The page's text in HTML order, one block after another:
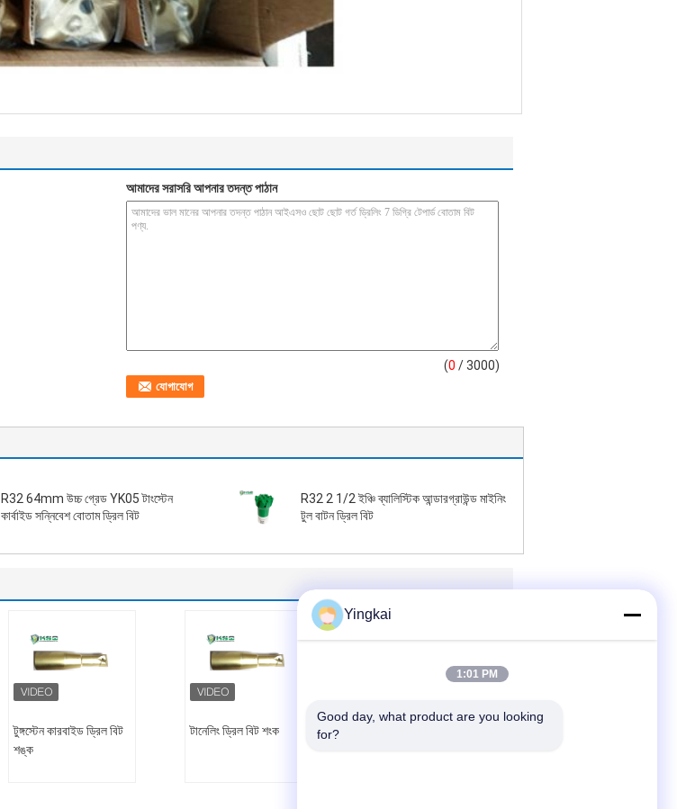
আমাদের সরাসরি আপনার তদন্ত পাঠান
(0 / 3000)
R32 64mm উচ্চ গ্রেড YK05 টাংস্টেন
কার্বাইড সন্নিবেশ বোতাম ড্রিল বিট
R32 2 1/2 ইঞ্চি ব্যালিস্টিক আন্ডারগ্রাউন্ড মাইনিং
টুল বাটন ড্রিল বিট
টুঙ্গস্টেন কারবাইড ড্রিল বিট
শঙ্ক
টানেলিং ড্রিল বিট শংক
Yingkai
1:01 PM
Good day, what product are you looking
for?